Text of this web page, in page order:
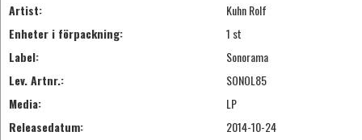
Artist:
Kuhn Rolf
Enheter i förpackning:
1 st
Label:
Sonorama
Lev. Artnr.:
SONOL85
Media:
LP
Releasedatum:
2014-10-24